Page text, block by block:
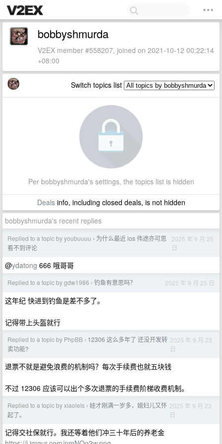
bobbyshmurda
V2EX member #558207, joined on 2021-10-12 00:22:14
+08:00
Switch topics list
Per bobbyshmurda's settings, the topics list is hidden
Dealsinfo, including closed deals, is not hidden
bobbyshmurda's recent replies
Replied to a topic by youbuuuu › 为什么最近 ios 伟途亦可思
看不到评论
2025 年 9 月 25
日
@ydatong 666 哦哥哥
Replied to a topic by gdw1986 › 钓鱼有意思吗？ 2025 年 9 月 25 日
这年纪 快进到钓鱼是差不多了。
记得带上头盔就行
Replied to a topic by PhpBB › 12306 这么多年了 还没开发转
卖功能?
2025 年 9 月 23
日
退票不就是避免浪费的机制吗？每次手续费也就五块钱
不过 12306 应该可以出个多次退票的手续费阶梯收费机制。
Replied to a topic by xiaoleis › 娃才刚满一岁多，媳妇儿又怀
起了。
2025 年 9 月 23
日
记得交社保就行。我还等着他们冲三十年后的养老金